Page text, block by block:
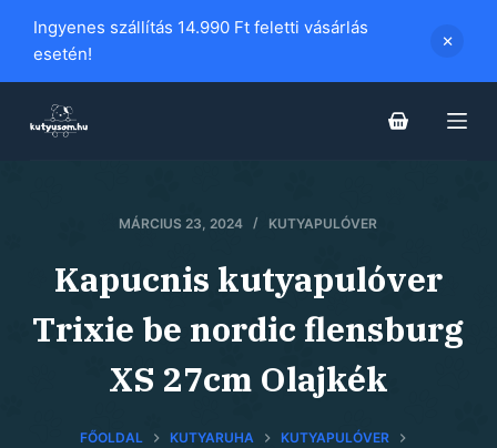
i
Ingyenes szállítás 14.990 Ft feletti vásárlás
esetén!
MÁRCIUS 23, 2024 KUTYAPULÓVER
Kapucnis kutyapulóver
Trixie be nordic flensburg
XS 27cm Olajkék
FŐOLDAL KUTYARUHA
KUTYAPULÓVER